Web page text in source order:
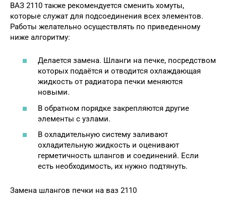
ВАЗ 2110 также рекомендуется сменить хомуты,
которые служат для подсоединения всех элементов.
Работы желательно осуществлять по приведенному
ниже алгоритму:
Делается замена. Шланги на печке, посредством
которых подаётся и отводится охлаждающая
жидкость от радиатора печки меняются
новыми.
В обратном порядке закрепляются другие
элементы с узлами.
В охладительную систему заливают
охладительную жидкость и оценивают
герметичность шлангов и соединений. Если
есть необходимость, их нужно подтянуть.
Замена шлангов печки на ваз 2110